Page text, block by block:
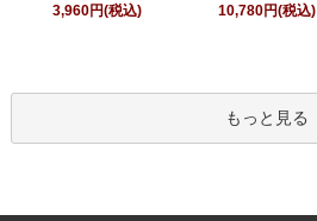
3,960円(税込)
10,780円(税込)
もっと見る